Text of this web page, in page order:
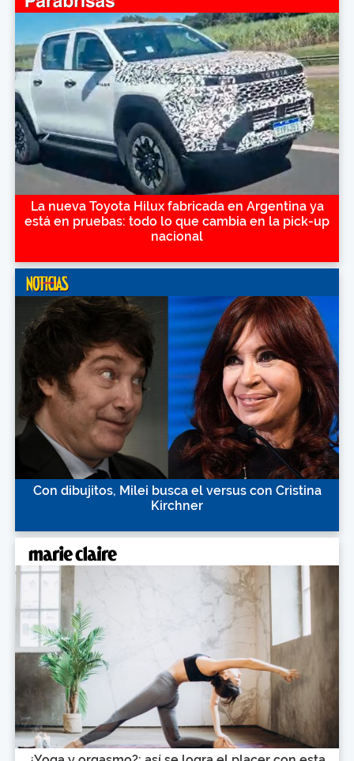
La nueva Toyota Hilux fabricada en Argentina ya
está en pruebas: todo lo que cambia en la pick-up
nacional
Con dibujitos, Milei busca el versus con Cristina
Kirchner